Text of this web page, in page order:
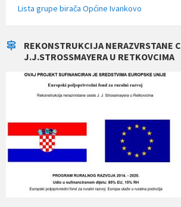
Lista grupe birača Općine Ivankovo
REKONSTRUKCIJA NERAZVRSTANE
J.J.STROSSMAYERA U RETKOVCIMA